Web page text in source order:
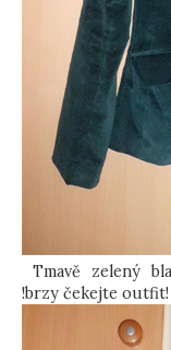
Tmavě zelený
!brzy čekejte outfit!